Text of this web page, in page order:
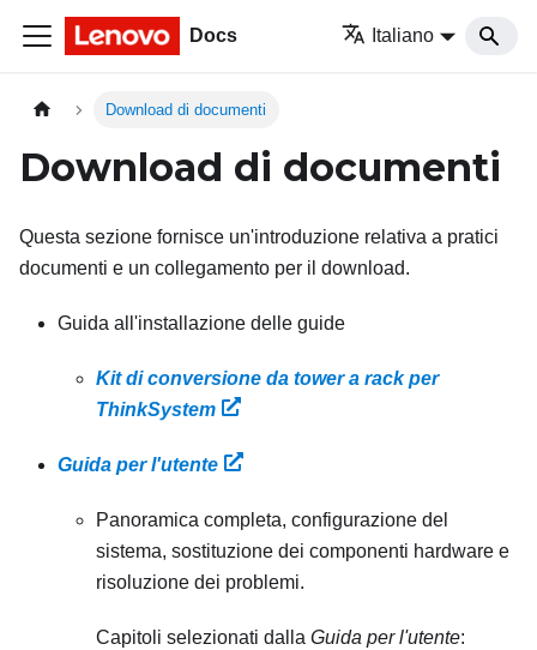
Docs Italiano
Download di documenti
Download di documenti
Questa sezione fornisce un'introduzione relativa a pratici
documenti e un collegamento per il download.
Guida all'installazione delle guide
Kit di conversione da tower a rack per
ThinkSystem
Guida per l'utente
Panoramica completa, configurazione del
sistema, sostituzione dei componenti hardware e
risoluzione dei problemi.
Capitoli selezionati dalla Guida per l'utente: